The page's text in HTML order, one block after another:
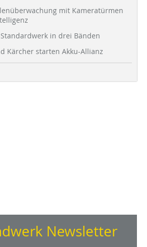
mit Kameratürmen
Standardwerk in drei Bänden
Kärcher starten Akku-Allianz
Newsletter